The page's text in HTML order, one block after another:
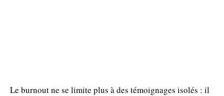
Le burnout ne se limite plus à des témoignages isolés : il